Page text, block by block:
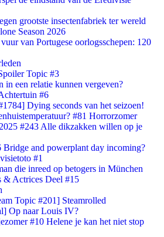
grootste insectenfabriek ter wereld
Season 2026
van Portugese oorlogsschepen: 120
Topic #3
in een relatie kunnen vergeven?
#6
Dying seconds van het seizoen!
#81 Horrorzomer
#243 Alle dikzakken willen op je
and powerplant day incoming?
#1
die inreed op betogers in München
& Actrices Deel #15
Topic #201] Steamrolled
Op naar Louis IV?
#10 Helene je kan het niet stop